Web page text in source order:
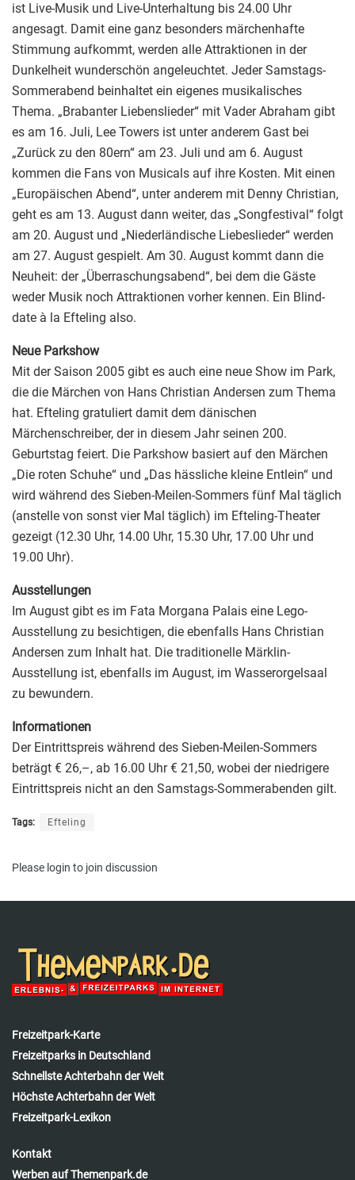
ist Live-Musik und Live-Unterhaltung bis 24.00 Uhr
angesagt. Damit eine ganz besonders märchenhafte
Stimmung aufkommt, werden alle Attraktionen in der
Dunkelheit wunderschön angeleuchtet. Jeder Samstags-
Sommerabend beinhaltet ein eigenes musikalisches
Thema. „Brabanter Liebenslieder“ mit Vader Abraham gibt
es am 16. Juli, Lee Towers ist unter anderem Gast bei
„Zurück zu den 80ern“ am 23. Juli und am 6. August
kommen die Fans von Musicals auf ihre Kosten. Mit einen
„Europäischen Abend“, unter anderem mit Denny Christian,
geht es am 13. August dann weiter, das „Songfestival“ folgt
am 20. August und „Niederländische Liebeslieder“ werden
am 27. August gespielt. Am 30. August kommt dann die
Neuheit: der „Überraschungsabend“, bei dem die Gäste
weder Musik noch Attraktionen vorher kennen. Ein Blind-
date à la Efteling also.
Neue Parkshow
Mit der Saison 2005 gibt es auch eine neue Show im Park,
die die Märchen von Hans Christian Andersen zum Thema
hat. Efteling gratuliert damit dem dänischen
Märchenschreiber, der in diesem Jahr seinen 200.
Geburtstag feiert. Die Parkshow basiert auf den Märchen
„Die roten Schuhe“ und „Das hässliche kleine Entlein“ und
wird während des Sieben-Meilen-Sommers fünf Mal täglich
(anstelle von sonst vier Mal täglich) im Efteling-Theater
gezeigt (12.30 Uhr, 14.00 Uhr, 15.30 Uhr, 17.00 Uhr und
19.00 Uhr).
Ausstellungen
Im August gibt es im Fata Morgana Palais eine Lego-
Ausstellung zu besichtigen, die ebenfalls Hans Christian
Andersen zum Inhalt hat. Die traditionelle Märklin-
Ausstellung ist, ebenfalls im August, im Wasserorgelsaal
zu bewundern.
Informationen
Der Eintrittspreis während des Sieben-Meilen-Sommers
beträgt € 26,–, ab 16.00 Uhr € 21,50, wobei der niedrigere
Eintrittspreis nicht an den Samstags-Sommerabenden gilt.
Tags: Efteling
Please login to join discussion
Freizeitpark-Karte
Freizeitparks in Deutschland
Schnellste Achterbahn der Welt
Höchste Achterbahn der Welt
Freizeitpark-Lexikon
Kontakt
Werben auf Themenpark.de